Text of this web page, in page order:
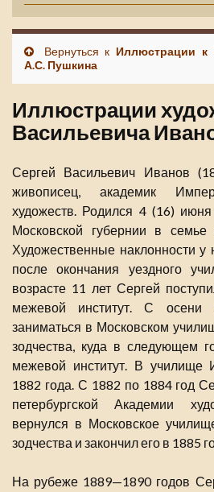
Вернуться к Иллюстрации к
А.С. Пушкина
Иллюстрации
Васильевича
Сергей Васильевич Иванов
живописец, академик
художеств. Родился 4 (16)
Московской губернии в семье
Художественные наклонности у
после окончания уездного
возрасте 11 лет Сергей
межевой институт. С осени
заниматься в Московском
зодчества, куда в следующем
межевой институт. В училище
1882 года. С 1882 по 1884 год
петербургской Академии
вернулся в Московское
зодчества и закончил его в 1885
На рубеже 1889—1890 годов